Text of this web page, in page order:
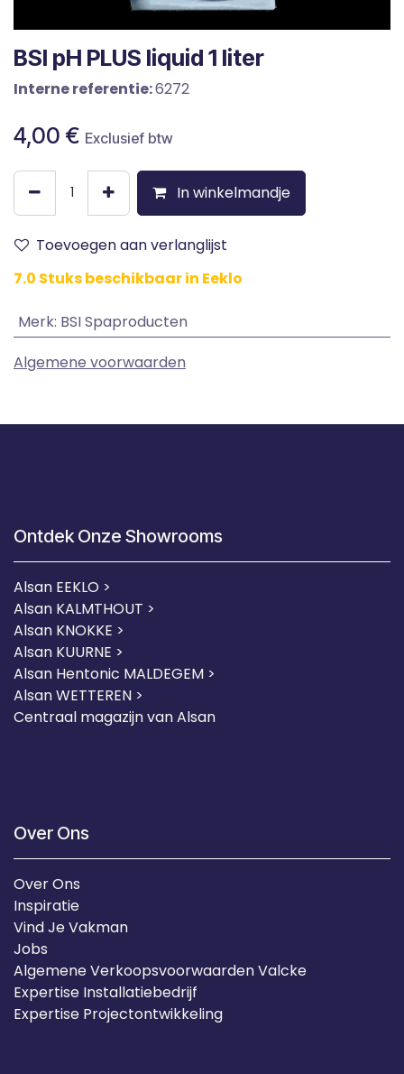
BSI pH PLUS liquid 1 liter
Interne referentie:6272
4,00 € Exclusief btw
In winkelmandje
Toevoegen aan verlanglijst
7.0 Stuks beschikbaar in Eeklo
Merk: BSI Spaproducten
Algemene voorwaarden
Ontdek Onze Showrooms
Alsan EEKLO >
Alsan KALMTHOUT >
Alsan KNOKKE >
Alsan KUURNE >
Alsan Hentonic MALDEGEM >
Alsan WETTEREN >
Centraal magazijn van Alsan
Over Ons
Over Ons
Inspiratie
Vind Je Vakman
Jobs
Algemene Verkoopsvoorwaarden Valcke
Expertise Installatiebedrijf
Expertise Projectontwikkeling